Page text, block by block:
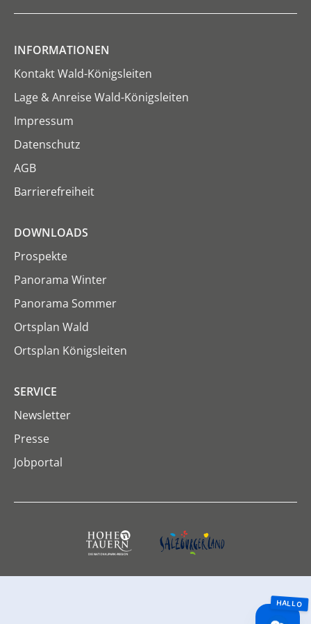
INFORMATIONEN
Kontakt Wald-Königsleiten
Lage & Anreise Wald-Königsleiten
Impressum
Datenschutz
AGB
Barrierefreiheit
DOWNLOADS
Prospekte
Panorama Winter
Panorama Sommer
Ortsplan Wald
Ortsplan Königsleiten
SERVICE
Newsletter
Presse
Jobportal